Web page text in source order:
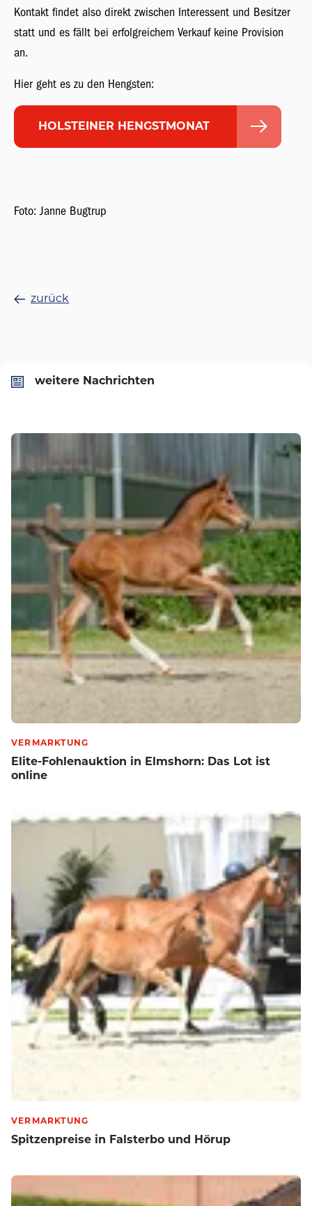
Kontakt findet also direkt zwischen Interessent und Besitzer
statt und es fällt bei erfolgreichem Verkauf keine Provision
an.
Hier geht es zu den Hengsten:
HOLSTEINER HENGSTMONAT
Foto: Janne Bugtrup
zurück
weitere Nachrichten
VERMARKTUNG
Elite-Fohlenauktion in Elmshorn: Das Lot ist
online
VERMARKTUNG
Spitzenpreise in Falsterbo und Hörup